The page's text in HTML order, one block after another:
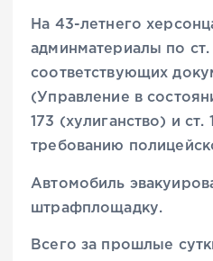
На 43-летнего
админматериалы по
соответствующих
(Управление в
173 (хулиганство) и
требованию
Автомобиль
штрафплощадку.
Всего за прошлые